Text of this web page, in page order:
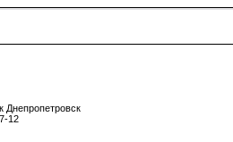
Днепропетровск
12